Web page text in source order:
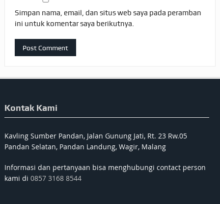
Simpan nama, email, dan situs web saya pada peramban
ini untuk komentar saya berikutnya.
Kontak Kami
Kavling Sumber Pandan, Jalan Gunung Jati, Rt. 23 Rw.05
Pandan Selatan, Pandan Landung, Wagir, Malang
Informasi dan pertanyaan bisa menghubungi contact person
kami di 0857 3168 8544